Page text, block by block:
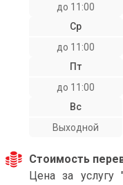
до 11:00
Ср
до 11:00
Пт
до 11:00
Вс
Выходной
Стоимость
Цена за услугу